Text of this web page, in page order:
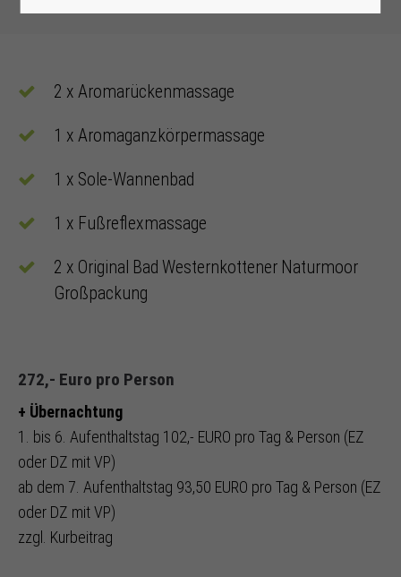
2 x Aromarückenmassage
1 x Aromaganzkörpermassage
1 x Sole-Wannenbad
1 x Fußreflexmassage
2 x Original Bad Westernkottener Naturmoor
Großpackung
272,- Euro pro Person
+ Übernachtung
1. bis 6. Aufenthaltstag 102,- EURO pro Tag & Person (EZ
oder DZ mit VP)
ab dem 7. Aufenthaltstag 93,50 EURO pro Tag & Person (EZ
oder DZ mit VP)
zzgl. Kurbeitrag